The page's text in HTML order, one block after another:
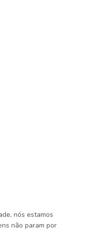
nós estamos
não param por